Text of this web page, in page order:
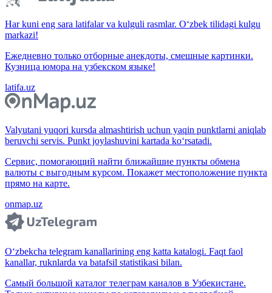
Har kuni eng sara latifalar va kulguli rasmlar. O‘zbek tilidagi kulgu
markazi!
Ежедневно только отборные анекдоты, смешные картинки.
Кузница юмора на узбекском языке!
latifa.uz
Valyutani yuqori kursda almashtirish uchun yaqin punktlarni aniqlab
beruvchi servis. Punkt joylashuvini kartada ko‘rsatadi.
Сервис, помогающий найти ближайшие пункты обмена
валюты с выгодным курсом. Покажет местоположение пункта
прямо на карте.
onmap.uz
O‘zbekcha telegram kanallarining eng katta katalogi. Faqt faol
kanallar, ruknlarda va batafsil statistikasi bilan.
Самый большой каталог телеграм каналов в Узбекистане.